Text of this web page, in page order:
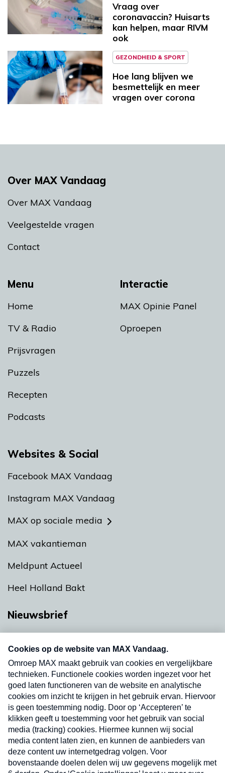
Vraag over
coronavaccin? Huisarts
kan helpen, maar RIVM
ook
GEZONDHEID & SPORT
Hoe lang blijven we
besmettelijk en meer
vragen over corona
Menu
Home
TV & Radio
Prijsvragen
Puzzels
Recepten
Podcasts
Interactie
MAX Opinie Panel
Oproepen
Over MAX Vandaag
Over MAX Vandaag
Veelgestelde vragen
Contact
Websites & Social
Facebook MAX Vandaag
Instagram MAX Vandaag
MAX op sociale media
MAX vakantieman
Meldpunt Actueel
Heel Holland Bakt
Nieuwsbrief
nieuwsbrief. Elke vrijdag- en dinsdagochtend in
uw mailbox.
Verzend